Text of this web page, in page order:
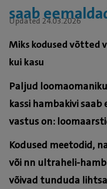
saab
Updated 24.03.2026
Miks kodused võtted
kui kasu
Paljud
kassi hambakivi saab
vastus on:
Kodused meetodid,
või nn ultraheli-
võivad tunduda